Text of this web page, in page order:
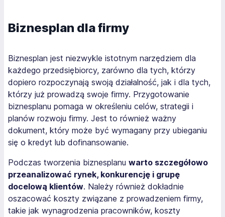
Biznesplan dla firmy
Biznesplan jest niezwykle istotnym narzędziem dla
każdego przedsiębiorcy, zarówno dla tych, którzy
dopiero rozpoczynają swoją działalność, jak i dla tych,
którzy już prowadzą swoje firmy. Przygotowanie
biznesplanu pomaga w określeniu celów, strategii i
planów rozwoju firmy. Jest to również ważny
dokument, który może być wymagany przy ubieganiu
się o kredyt lub dofinansowanie.
Podczas tworzenia biznesplanu warto szczegółowo
przeanalizować rynek, konkurencję i grupę
docelową klientów. Należy również dokładnie
oszacować koszty związane z prowadzeniem firmy,
takie jak wynagrodzenia pracowników, koszty